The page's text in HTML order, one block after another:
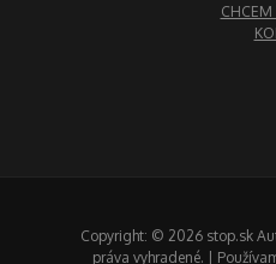
CHCEM
Copyright: © 2026 stop.sk
práva vyhradené. |